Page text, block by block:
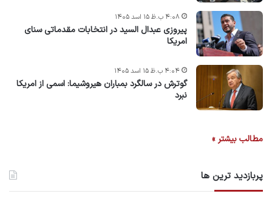
پیروزی عبدال السید در انتخابات مقدماتی سنای
امریکا
۴:۰۸ ب.ظ ۱۵ اسد ۱۴۰۵
گوترش در سالگرد بمباران هیروشیما: اسمی از امریکا
نبرد
۴:۰۴ ب.ظ ۱۵ اسد ۱۴۰۵
مطالب بیشتر »
پربازدید ترین ها